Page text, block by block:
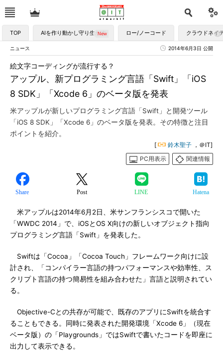
TOP AIを作り動かし守り生かす ロー/ノーコード クラウドネイ
ニュース 2014年6月3日 公開
アップル、新プログラミング言語「Swift」「iOS
8 SDK」「Xcode 6」のベータ版を発表
絵文字コーディングが流行する？
米アップルが新しいプログラミング言語「Swift」と開発ツール
「iOS 8 SDK」「Xcode 6」のベータ版を発表。その特徴と注目
ポイントを紹介。
[ 鈴木聖子 ，＠IT]
PC用表示
関連情報
Share Post LINE Hatena
米アップルは2014年6月2日、米サンフランシスコで開いた
「WWDC 2014」で、iOSとOS X向けの新しいオブジェクト指向
プログラミング言語「Swift」を発表した。
Swiftは「Cocoa」「Cocoa Touch」フレームワーク向けに設
計され、「コンパイラー言語の持つパフォーマンスや効率性、ス
クリプト言語の持つ簡易性を組み合わせた」言語と説明されてい
る。
Objective-Cとの共存が可能で、既存のアプリにSwiftを統合す
ることもできる。同時に発表された開発環境「Xcode 6」（現在
ベータ版）の「Playgrounds」ではSwiftで書いたコードを即座に
出力して表示できる。